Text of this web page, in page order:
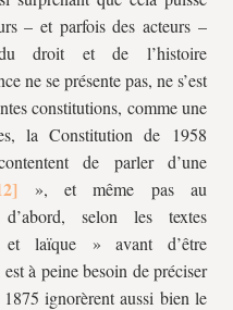
– et parfois des acteurs –
droit et de l’histoire
ne se présente pas, ne s’est
constitutions, comme une
la Constitution de 1958
de parler d’une
», et même pas au
selon les textes
et laïque » avant d’être
à peine besoin de préciser
ignorèrent aussi bien le